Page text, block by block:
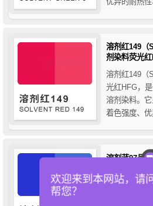
为工业产品
绿黄色效果。
溶剂红149（
剂染料荧光
溶剂红149（
光红HFG，
溶剂染料。
着色强度、
适用于高可
具透明度和
着色领域的
溶剂蓝97号
溶剂蓝97（
RR、溶剂蓝
欢迎来到本网站，请
帮您？